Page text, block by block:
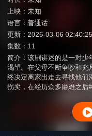
上映： 未知
语言： 普通话
更新： 2026-03-06 02:40:25
集数： 11
简介： 该剧讲述的是一对少
渴望。在父母不断争吵和充
终决定离家出走去寻找他们
拐卖，在经历众多磨难之后